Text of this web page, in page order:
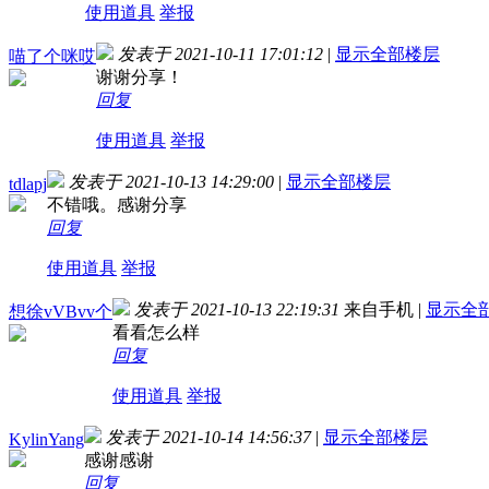
使用道具 举报
喵了个咪哎 发表于 2021-10-11 17:01:12 | 显示全部楼层
谢谢分享！
回复
使用道具 举报
tdlapj 发表于 2021-10-13 14:29:00 | 显示全部楼层
不错哦。感谢分享
回复
使用道具 举报
想徐vVBvv个 发表于 2021-10-13 22:19:31 来自手机 | 显示全
看看怎么样
回复
使用道具 举报
KylinYang 发表于 2021-10-14 14:56:37 | 显示全部楼层
感谢感谢
回复